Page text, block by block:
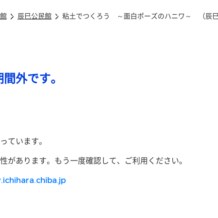
辰巳公民館 粘土でつくろう ～面白ポーズのハニワ～ （辰巳
外です。
ています。
があります。もう一度確認して、ご利用ください。